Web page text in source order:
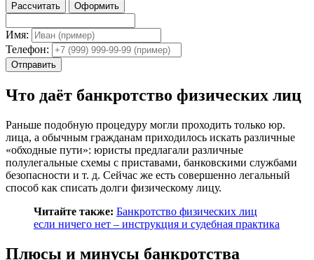
Рассчитать Оформить
Имя:
Телефон:
Отправить
Что даёт банкротство физических лиц
Раньше подобную процедуру могли проходить только юр.
лица, а обычным гражданам приходилось искать различные
«обходные пути»: юристы предлагали различные
полулегальные схемы с приставами, банковскими службами
безопасности и т. д. Сейчас же есть совершенно легальный
способ как списать долги физическому лицу.
Читайте также: Банкротство физических лиц
если ничего нет – инструкция и судебная практика
Плюсы и минусы банкротства